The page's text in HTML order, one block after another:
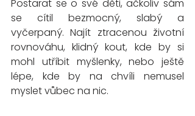
Postarat se o své děti, ačkoliv sám
se cítil bezmocný, slabý a
vyčerpaný. Najít ztracenou životní
rovnováhu, klidný kout, kde by si
mohl utříbit myšlenky, nebo ještě
lépe, kde by na chvíli nemusel
myslet vůbec na nic.